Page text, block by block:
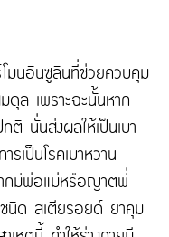
มนอินซูลินที่ช่วยควบคุม
ดุล เพราะฉะนั้นหาก
ติ นั่นส่งผลให้เป็นเบา
เป็นโรคเบาหวาน
กมีพ่อแม่หรือญาติพี่
ชนิด สเตียรอยด์ ยาคุม